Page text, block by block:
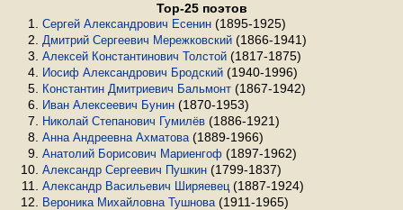
Top-25 поэтов
Сергей Александрович Есенин (1895-1925)
Дмитрий Сергеевич Мережковский (1866-1941)
Алексей Константинович Толстой (1817-1875)
Иосиф Александрович Бродский (1940-1996)
Константин Дмитриевич Бальмонт (1867-1942)
Иван Алексеевич Бунин (1870-1953)
Николай Степанович Гумилёв (1886-1921)
Анна Андреевна Ахматова (1889-1966)
Анатолий Борисович Мариенгоф (1897-1962)
Александр Сергеевич Пушкин (1799-1837)
Александр Васильевич Ширяевец (1887-1924)
Вероника Михайловна Тушнова (1911-1965)